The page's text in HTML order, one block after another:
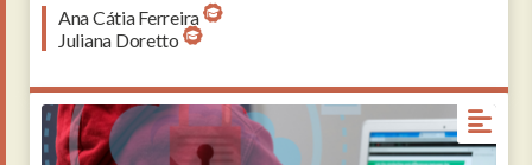
Ana Cátia Ferreira
Juliana Doretto